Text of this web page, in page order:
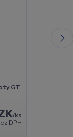
GT
/ks
DPH